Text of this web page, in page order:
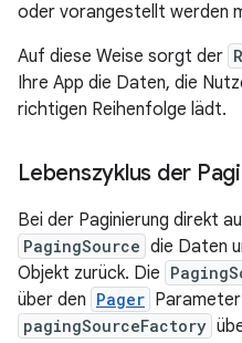
oder vorangestellt werden
Auf diese Weise sorgt der
Ihre App die Daten, die
richtigen Reihenfolge lädt.
Lebenszyklus der
Bei der Paginierung direkt
PagingSource die Daten
Objekt zurück. Die
über den Pager
pagingSourceFactory